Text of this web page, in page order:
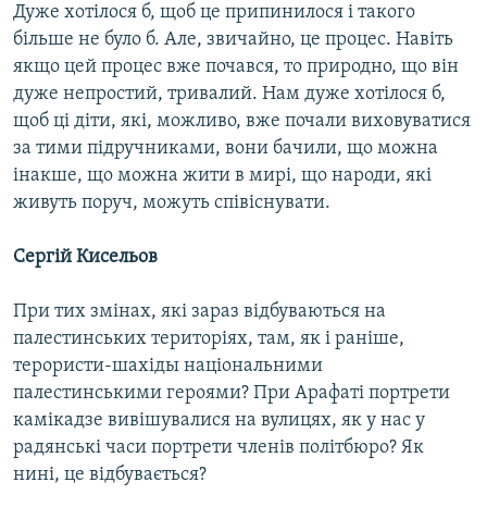
Дуже хотілося б, щоб це припинилося і такого
більше не було б. Але, звичайно, це процес. Навіть
якщо цей процес вже почався, то природно, що він
дуже непростий, тривалий. Нам дуже хотілося б,
щоб ці діти, які, можливо, вже почали виховуватися
за тими підручниками, вони бачили, що можна
інакше, що можна жити в мирі, що народи, які
живуть поруч, можуть співіснувати.
Сергій Кисельов
При тих змінах, які зараз відбуваються на
палестинських територіях, там, як і раніше,
терористи-шахіды національними
палестинськими героями? При Арафаті портрети
камікадзе вивішувалися на вулицях, як у нас у
радянські часи портрети членів політбюро? Як
нині, це відбувається?